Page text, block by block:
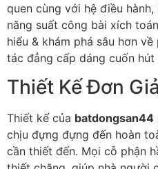
quen cùng với hệ điều
năng suất công bài xích
hiểu & khám phá sâu hơn
tác đẳng cấp dáng cuốn hút
Thiết Kế Đơn
Thiết kế của batdongsan44
chịu đựng đựng đến hoàn
cần thiết đến. Mọi cỗ phận